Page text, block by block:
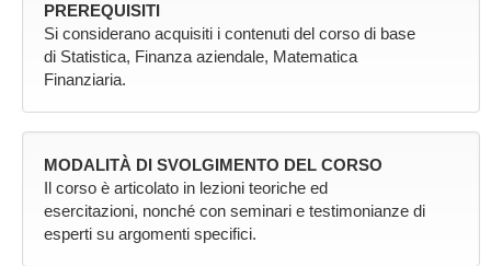
PREREQUISITI
Si considerano acquisiti i contenuti del corso di base
di Statistica, Finanza aziendale, Matematica
Finanziaria.
MODALITÀ DI SVOLGIMENTO DEL CORSO
Il corso è articolato in lezioni teoriche ed
esercitazioni, nonché con seminari e testimonianze di
esperti su argomenti specifici.